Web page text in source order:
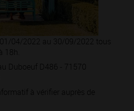
04/2022 au 30/09/2022 tous
18h.
Duboeuf D486 - 71570
à vérifier auprès de